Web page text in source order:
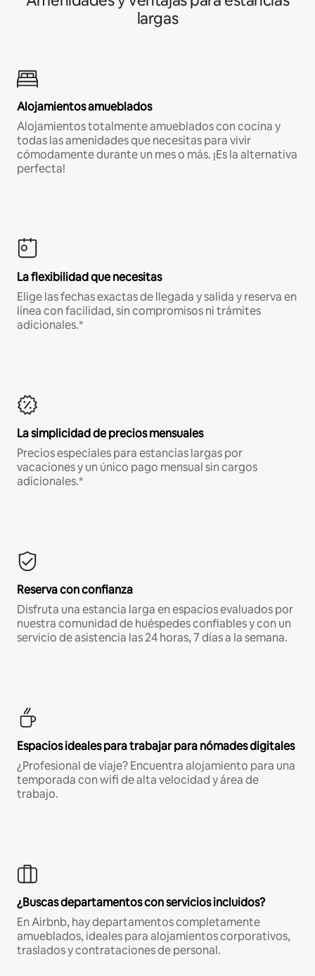
largas
Alojamientos amueblados
Alojamientos totalmente amueblados con cocina y
todas las amenidades que necesitas para vivir
cómodamente durante un mes o más. ¡Es la alternativa
perfecta!
La flexibilidad que necesitas
Elige las fechas exactas de llegada y salida y reserva en
línea con facilidad, sin compromisos ni trámites
adicionales.*
La simplicidad de precios mensuales
Precios especiales para estancias largas por
vacaciones y un único pago mensual sin cargos
adicionales.*
Reserva con confianza
Disfruta una estancia larga en espacios evaluados por
nuestra comunidad de huéspedes confiables y con un
servicio de asistencia las 24 horas, 7 días a la semana.
Espacios ideales para trabajar para nómades digitales
¿Profesional de viaje? Encuentra alojamiento para una
temporada con wifi de alta velocidad y área de
trabajo.
¿Buscas departamentos con servicios incluidos?
En Airbnb, hay departamentos completamente
amueblados, ideales para alojamientos corporativos,
traslados y contrataciones de personal.